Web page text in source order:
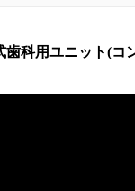
歯科用ユニット(コ